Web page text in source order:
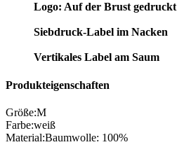
Logo: Auf der Brust gedruckt
Siebdruck-Label im Nacken
Vertikales Label am Saum
Produkteigenschaften
Größe:M
Farbe:weiß
Material:Baumwolle: 100%